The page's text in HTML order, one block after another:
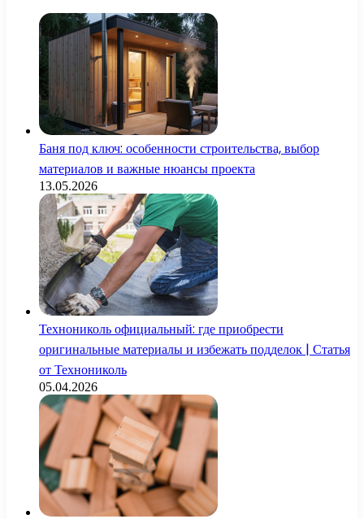
Баня под ключ: особенности строительства, выбор
материалов и важные нюансы проекта
13.05.2026
Технониколь официальный: где приобрести
оригинальные материалы и избежать подделок | Статья
от Технониколь
05.04.2026